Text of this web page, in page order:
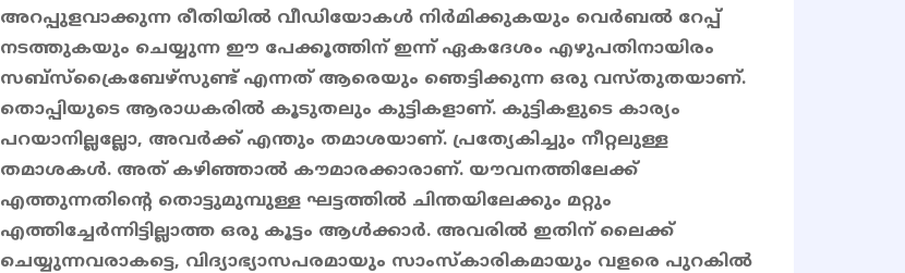
അറപ്പുളവാക്കുന്ന രീതിയിൽ വീഡിയോകൾ നിർമിക്കുകയും വെർബൽ റേപ്പ്
നടത്തുകയും ചെയ്യുന്ന ഈ പേക്കൂത്തിന് ഇന്ന് ഏകദേശം എഴുപതിനായിരം
സബ്സ്ക്രൈബേഴ്‌സുണ്ട് എന്നത് ആരെയും ഞെട്ടിക്കുന്ന ഒരു വസ്തുതയാണ്.
തൊപ്പിയുടെ ആരാധകരിൽ കൂടുതലും കുട്ടികളാണ്. കുട്ടികളുടെ കാര്യം
പറയാനില്ലല്ലോ, അവർക്ക് എന്തും തമാശയാണ്. പ്രത്യേകിച്ചും നീറ്റലുള്ള
തമാശകൾ. അത് കഴിഞ്ഞാൽ കൗമാരക്കാരാണ്. യൗവനത്തിലേക്ക്
എത്തുന്നതിന്റെ തൊട്ടുമുമ്പുള്ള ഘട്ടത്തിൽ ചിന്തയിലേക്കും മറ്റും
എത്തിച്ചേർന്നിട്ടില്ലാത്ത ഒരു കൂട്ടം ആൾക്കാർ. അവരിൽ ഇതിന് ലൈക്ക്
ചെയ്യുന്നവരാകട്ടെ, വിദ്യാഭ്യാസപരമായും സാംസ്കാരികമായും വളരെ പുറകിൽ